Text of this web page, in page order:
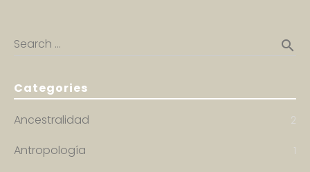
Search … search
Categories
Ancestralidad 2
Antropología 1